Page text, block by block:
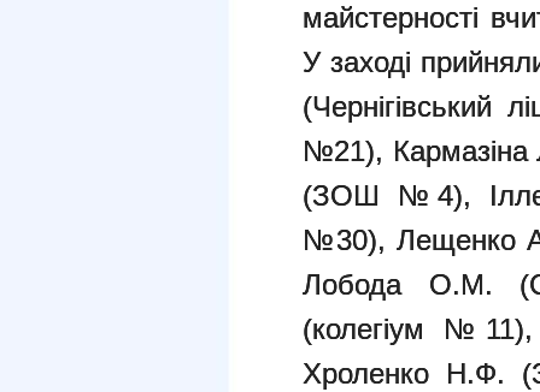
майстерності
У заході
№21),
(ЗОШ №4),
№30), Лещенко
Лобода О.М.
(колегіум
Хроленко